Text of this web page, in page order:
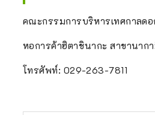
คณะกรรมการบริหารเทศกาลด
หอการค้าฮิตาชินากะ สาขานาก
โทรศัพท์: 029-263-7811